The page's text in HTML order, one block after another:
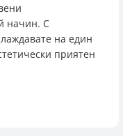
начин. С
на един
приятен